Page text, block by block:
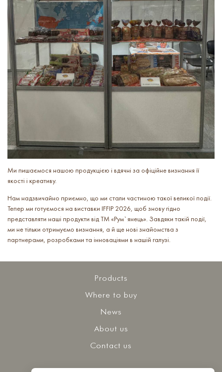
Ми пишаємося нашою продукцією і вдячні за офіційне визнання її
якості і креативу.
Нам надзвичайно приємно, що ми стали частиною такої великої події.
Тепер ми готуємося на виставки IFFIP 2026, щоб знову гідно
представляти наші продукти від ТМ «Рум`янець». Завдяки такій події,
ми не тільки отримуємо визнання, а й ще нові знайомства з
партнерами, розробками та інноваціями в нашій галузі.
Products
Where to buy
News
About us
Contact us